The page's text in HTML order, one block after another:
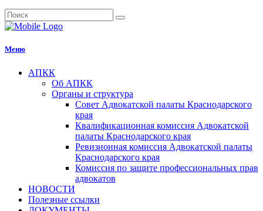
Меню
АПКК
Об АПКК
Органы и структура
Совет Адвокатской палаты Краснодарского
края
Квалификационная комиссия Адвокатской
палаты Краснодарского края
Ревизионная комиссия Адвокатской палаты
Краснодарского края
Комиссия по защите профессиональных прав
адвокатов
НОВОСТИ
Полезные ссылки